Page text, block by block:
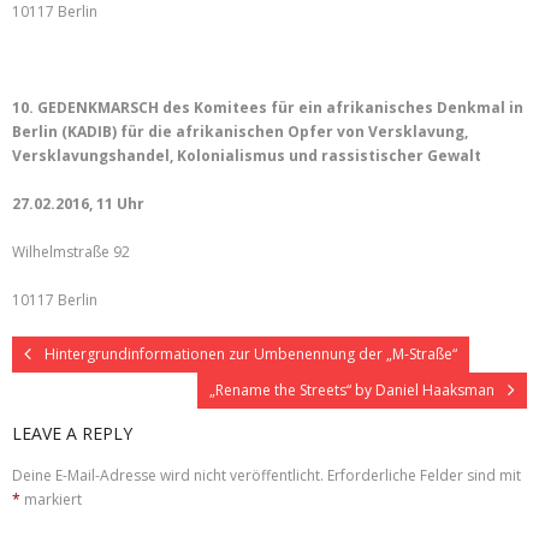
10117 Berlin
10. GEDENKMARSCH des Komitees für ein afrikanisches Denkmal in
Berlin (KADIB) für die afrikanischen Opfer von Versklavung,
Versklavungshandel, Kolonialismus und rassistischer Gewalt
27.02.2016, 11 Uhr
Wilhelmstraße 92
10117 Berlin
Hintergrundinformationen zur Umbenennung der „M-Straße“
„Rename the Streets“ by Daniel Haaksman
LEAVE A REPLY
Deine E-Mail-Adresse wird nicht veröffentlicht. Erforderliche Felder sind mit
* markiert